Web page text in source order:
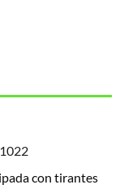
con tirantes